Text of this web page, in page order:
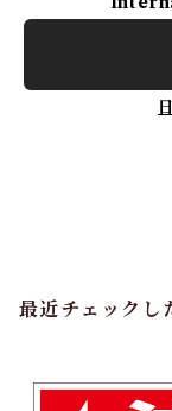
最近チェックし